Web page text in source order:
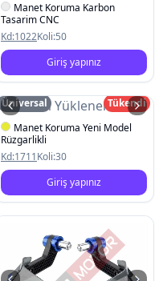
Manet Koruma Karbon
Tasarim CNC
Kd:1022Koli:50
Giriş yapınız
Resim Yüklenemedi
Üniversal
Tükendi
Manet Koruma Yeni Model
Rüzgarlikli
Kd:1711Koli:30
Giriş yapınız